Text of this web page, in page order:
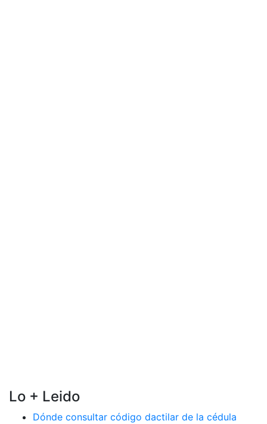
Lo + Leido
Dónde consultar código dactilar de la cédula